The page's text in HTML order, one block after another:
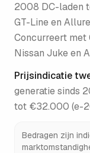
2008 DC-laden
GT-Line en
Concurreert met
Nissan Juke en
Prijsindicatie
generatie sinds
tot €32.000 (e-
Bedragen zijn